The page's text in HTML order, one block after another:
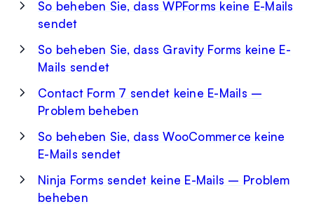
So beheben Sie, dass WPForms keine E-Mails
sendet
So beheben Sie, dass Gravity Forms keine E-
Mails sendet
Contact Form 7 sendet keine E-Mails –
Problem beheben
So beheben Sie, dass WooCommerce keine
E-Mails sendet
Ninja Forms sendet keine E-Mails – Problem
beheben